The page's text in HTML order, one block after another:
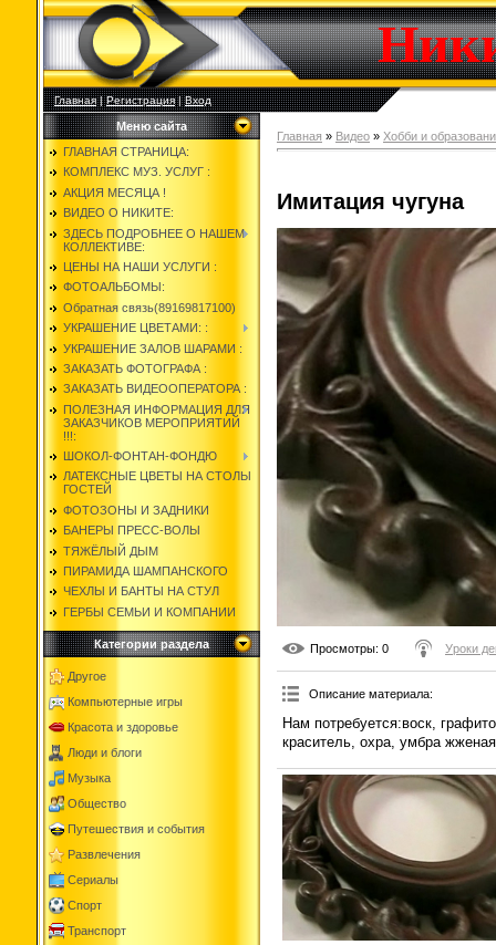
Главная|Регистрация|Вход
Меню сайта
ГЛАВНАЯ СТРАНИЦА:
КОМПЛЕКС МУЗ. УСЛУГ :
АКЦИЯ МЕСЯЦА !
ВИДЕО О НИКИТЕ:
ЗДЕСЬ ПОДРОБНЕЕ О НАШЕМ
КОЛЛЕКТИВЕ:
ЦЕНЫ НА НАШИ УСЛУГИ :
ФОТОАЛЬБОМЫ:
Обратная связь(89169817100)
УКРАШЕНИЕ ЦВЕТАМИ: :
УКРАШЕНИЕ ЗАЛОВ ШАРАМИ :
ЗАКАЗАТЬ ФОТОГРАФА :
ЗАКАЗАТЬ ВИДЕООПЕРАТОРА :
ПОЛЕЗНАЯ ИНФОРМАЦИЯ ДЛЯ
ЗАКАЗЧИКОВ МЕРОПРИЯТИЙ
!!!:
ШОКОЛ-ФОНТАН-ФОНДЮ
ЛАТЕКСНЫЕ ЦВЕТЫ НА СТОЛЫ
ГОСТЕЙ
ФОТОЗОНЫ И ЗАДНИКИ
БАНЕРЫ ПРЕСС-ВОЛЫ
ТЯЖЁЛЫЙ ДЫМ
ПИРАМИДА ШАМПАНСКОГО
ЧЕХЛЫ И БАНТЫ НА СТУЛ
ГЕРБЫ СЕМЬИ И КОМПАНИИ
Категории раздела
Другое
Компьютерные игры
Красота и здоровье
Люди и блоги
Музыка
Общество
Путешествия и события
Развлечения
Сериалы
Спорт
Транспорт
Главная » Видео » Хобби и
Имитация чугуна
Просмотры: 0 Уроки
Описание материала:
Нам потребуется:воск,
краситель, охра, умбра